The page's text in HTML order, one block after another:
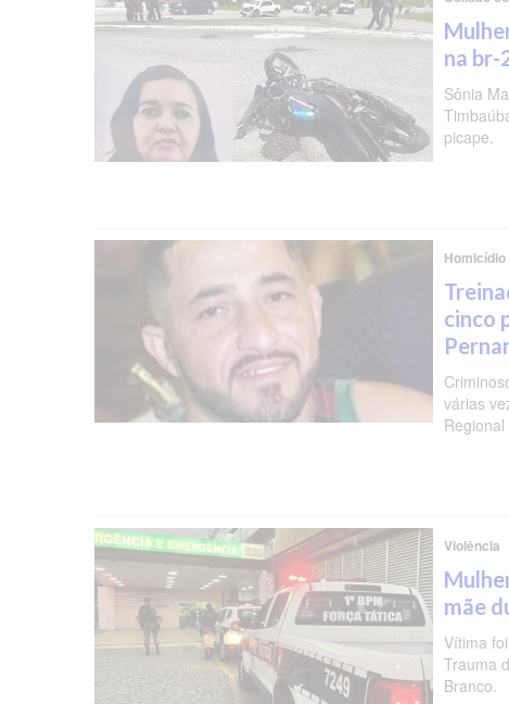
na br-
Sônia
picape.
Homicídio
cinco
várias
Violência
mãe
Vítima
Trauma
Branco.